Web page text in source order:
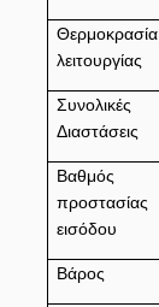
Θερμοκρασία
λειτουργίας
Συνολικές
Διαστάσεις
Βαθμός
προστασίας
εισόδου
Βάρος